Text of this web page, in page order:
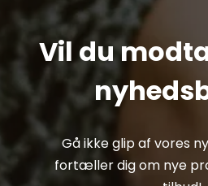
Vil du
Gå ikke glip af vores
fortæller dig om nye